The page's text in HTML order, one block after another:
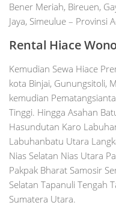
Bener Meriah, Bireuen,
Jaya, Simeulue – Provinsi
Rental Hiace
Kemudian Sewa Hiace
kota Binjai, Gunungsitoli,
kemudian
Tinggi. Hingga Asahan
Hasundutan Karo
Labuhanbatu Utara
Nias Selatan Nias Utara
Pakpak Bharat Samosir
Selatan Tapanuli Tengah
Sumatera Utara.